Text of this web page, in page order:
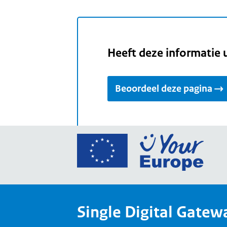
Heeft deze informatie
Beoordeel deze pagina
Ga
Your
Single Digital